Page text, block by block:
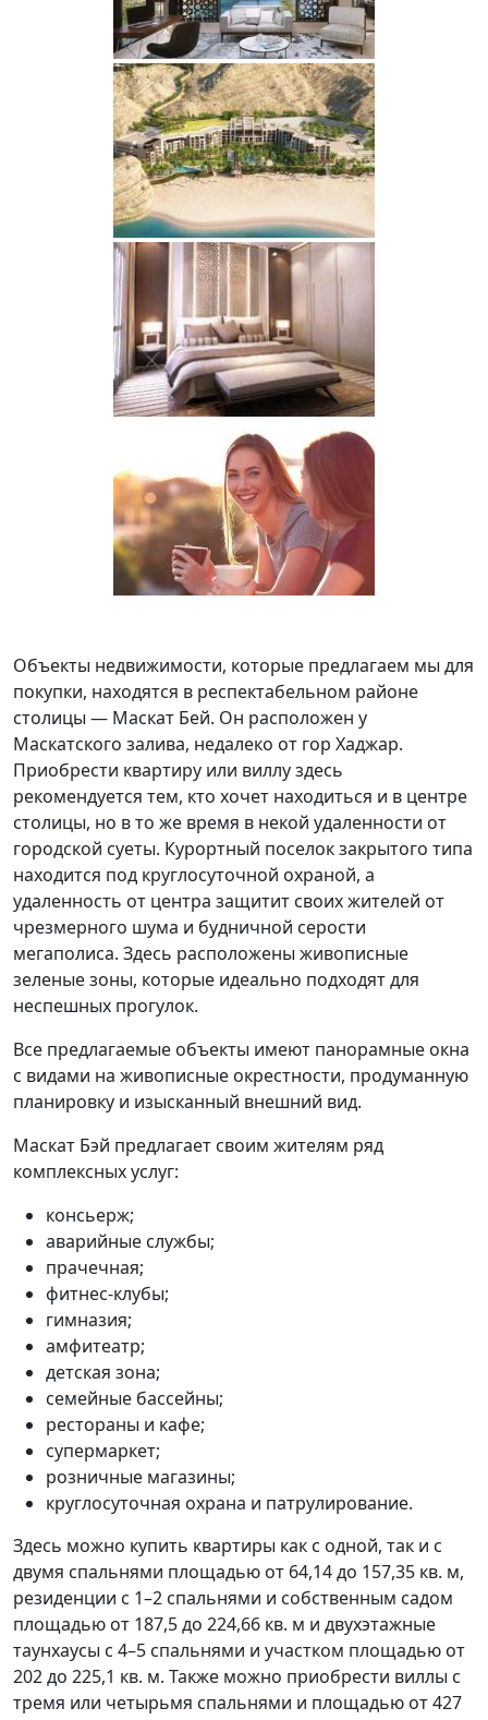
Объекты недвижимости, которые предлагаем мы для
покупки, находятся в респектабельном районе
столицы — Маскат Бей. Он расположен у
Маскатского залива, недалеко от гор Хаджар.
Приобрести квартиру или виллу здесь
рекомендуется тем, кто хочет находиться и в центре
столицы, но в то же время в некой удаленности от
городской суеты. Курортный поселок закрытого типа
находится под круглосуточной охраной, а
удаленность от центра защитит своих жителей от
чрезмерного шума и будничной серости
мегаполиса. Здесь расположены живописные
зеленые зоны, которые идеально подходят для
неспешных прогулок.
Все предлагаемые объекты имеют панорамные окна
с видами на живописные окрестности, продуманную
планировку и изысканный внешний вид.
Маскат Бэй предлагает своим жителям ряд
комплексных услуг:
консьерж;
аварийные службы;
прачечная;
фитнес-клубы;
гимназия;
амфитеатр;
детская зона;
семейные бассейны;
рестораны и кафе;
супермаркет;
розничные магазины;
круглосуточная охрана и патрулирование.
Здесь можно купить квартиры как с одной, так и с
двумя спальнями площадью от 64,14 до 157,35 кв. м,
резиденции с 1–2 спальнями и собственным садом
площадью от 187,5 до 224,66 кв. м и двухэтажные
таунхаусы с 4–5 спальнями и участком площадью от
202 до 225,1 кв. м. Также можно приобрести виллы с
тремя или четырьмя спальнями и площадью от 427